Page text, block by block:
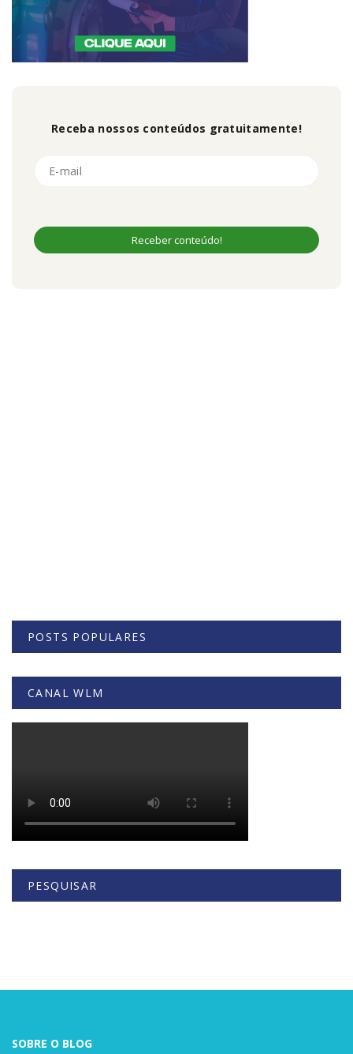
Receba nossos conteúdos gratuitamente!
POSTS POPULARES
CANAL WLM
PESQUISAR
SOBRE O BLOG